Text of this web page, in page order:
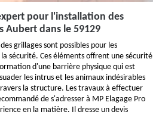
pour l'installation des
Aubert dans le 59129
grillages sont possibles pour les
sécurité. Ces éléments offrent une sécurité
d'une barrière physique qui est
les intrus et les animaux indésirables
la structure. Les travaux à effectuer
de s'adresser à MP Elagage Pro
en la matière. Il dresse un devis